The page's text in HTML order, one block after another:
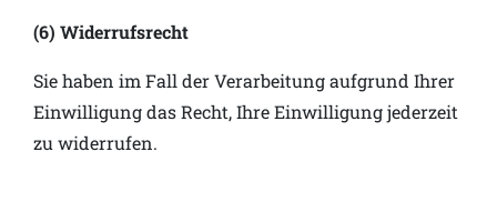
(6) Widerrufsrecht
Sie haben im Fall der Verarbeitung aufgrund Ihrer
Einwilligung das Recht, Ihre Einwilligung jederzeit
zu widerrufen.